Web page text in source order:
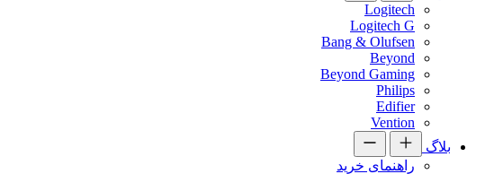
Logitech
Logitech G
Bang & Olufsen
Beyond
Beyond Gaming
Philips
Edifier
Vention
بلاگ
راهنمای خرید